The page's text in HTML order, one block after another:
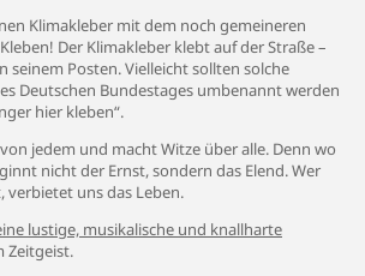
Klimakleber mit dem noch gemeineren
Der Klimakleber klebt auf der Straße –
seinem Posten. Vielleicht sollten solche
Deutschen Bundestages umbenannt werden
hier kleben“.
jedem und macht Witze über alle. Denn wo
nicht der Ernst, sondern das Elend. Wer
verbietet uns das Leben.
lustige, musikalische und knallharte
Zeitgeist.